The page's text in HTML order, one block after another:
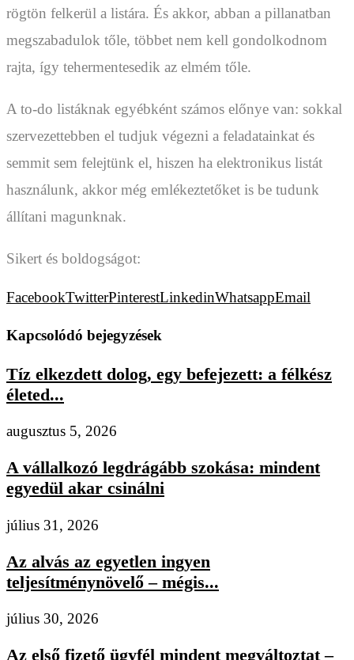
rögtön felkerül a listára. És akkor, abban a pillanatban
megszabadulok tőle, többet nem kell gondolkodnom
rajta, így tehermentesedik az elmém tőle.
A to-do listáknak egyébként számos előnye van: sokkal
szervezettebben el tudjuk végezni a feladatainkat és
semmit sem felejtünk el, hiszen ha elektronikus listát
használunk, akkor még emlékeztetőket is be tudunk
állítani magunknak.
Sikert és boldogságot:
FacebookTwitterPinterestLinkedinWhatsappEmail
Kapcsolódó bejegyzések
Tíz elkezdett dolog, egy befejezett: a félkész
életed...
augusztus 5, 2026
A vállalkozó legdrágább szokása: mindent
egyedül akar csinálni
július 31, 2026
Az alvás az egyetlen ingyen
teljesítménynövelő – mégis...
július 30, 2026
Az első fizető ügyfél mindent megváltoztat –